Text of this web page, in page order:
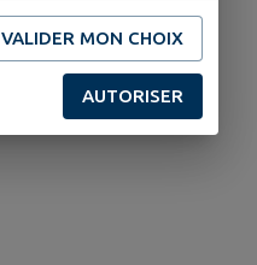
VALIDER MON CHOIX
AUTORISER